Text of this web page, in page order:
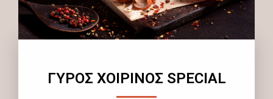
ΓΥΡΟΣ ΧΟΙΡΙΝΟΣ SPECIAL